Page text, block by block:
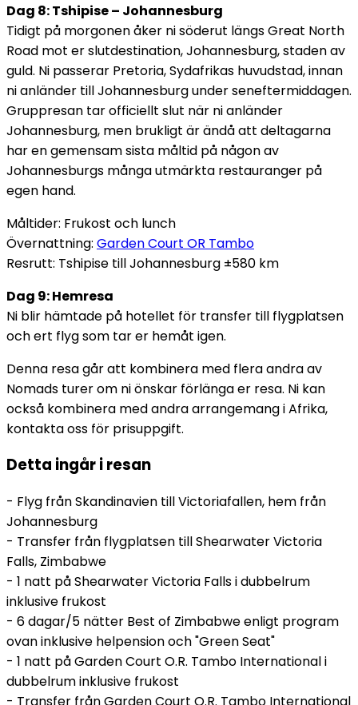
Dag 8: Tshipise – Johannesburg
Tidigt på morgonen åker ni söderut längs Great North
Road mot er slutdestination, Johannesburg, staden av
guld. Ni passerar Pretoria, Sydafrikas huvudstad, innan
ni anländer till Johannesburg under seneftermiddagen.
Gruppresan tar officiellt slut när ni anländer
Johannesburg, men brukligt är ändå att deltagarna
har en gemensam sista måltid på någon av
Johannesburgs många utmärkta restauranger på
egen hand.
Måltider: Frukost och lunch
Övernattning: Garden Court OR Tambo
Resrutt: Tshipise till Johannesburg ±580 km
Dag 9: Hemresa
Ni blir hämtade på hotellet för transfer till flygplatsen
och ert flyg som tar er hemåt igen.
Denna resa går att kombinera med flera andra av
Nomads turer om ni önskar förlänga er resa. Ni kan
också kombinera med andra arrangemang i Afrika,
kontakta oss för prisuppgift.
Detta ingår i resan
- Flyg från Skandinavien till Victoriafallen, hem från
Johannesburg
- Transfer från flygplatsen till Shearwater Victoria
Falls, Zimbabwe
- 1 natt på Shearwater Victoria Falls i dubbelrum
inklusive frukost
- 6 dagar/5 nätter Best of Zimbabwe enligt program
ovan inklusive helpension och "Green Seat"
- 1 natt på Garden Court O.R. Tambo International i
dubbelrum inklusive frukost